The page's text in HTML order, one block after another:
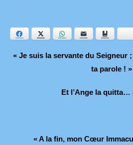
Facebook Twitter WhatsAppE-mail
« Je suis la servante du Seigneur
ta parole ! »
Et l’Ange la quitta…
« A la fin, mon Cœur